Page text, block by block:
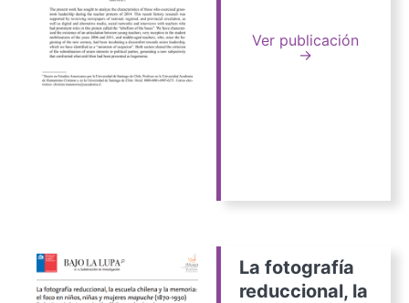
Ver publicación
→
La fotografía
reduccional, la